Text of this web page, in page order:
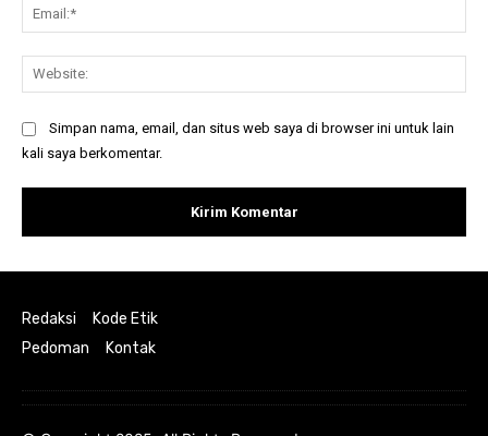
Simpan nama, email, dan situs web saya di browser ini untuk lain
kali saya berkomentar.
Redaksi
Kode Etik
Pedoman
Kontak